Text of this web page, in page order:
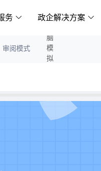
务 政企解决方案
审阅模式
电脑模拟答题